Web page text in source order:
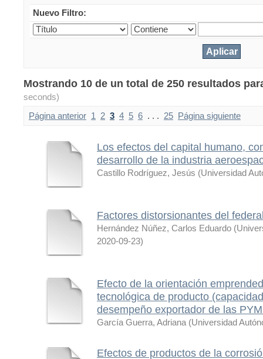
Nuevo Filtro:
Mostrando 10 de un total de 250 resultados
seconds)
Página anterior 1 2 3 4 5 6 . . . 25 Página siguiente
Los efectos del capital humano,
desarrollo de la industria
Castillo Rodríguez, Jesús (Universidad
Factores distorsionantes del
Hernández Núñez, Carlos Eduardo (
2020-09-23)
Efecto de la orientación
tecnológica de producto
desempeño exportador de las
García Guerra, Adriana (Universidad
Efectos de productos de la